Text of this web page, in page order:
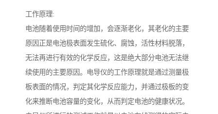
工作原理:
电池随着使用时间的增加，会逐渐老化，其老化的主要
原因正是电池极表面发生硫化、腐蚀，活性材料脱落，
无法再进行有效的化学反应，这是绝大部分电池无法继
续使用的主要原因。电导仪的工作原理就是通过测量极
板表面的情况，判定其化学反应能力，并通过极板的变
化来推断电池容量的变化，从而判定电池的健康状况。